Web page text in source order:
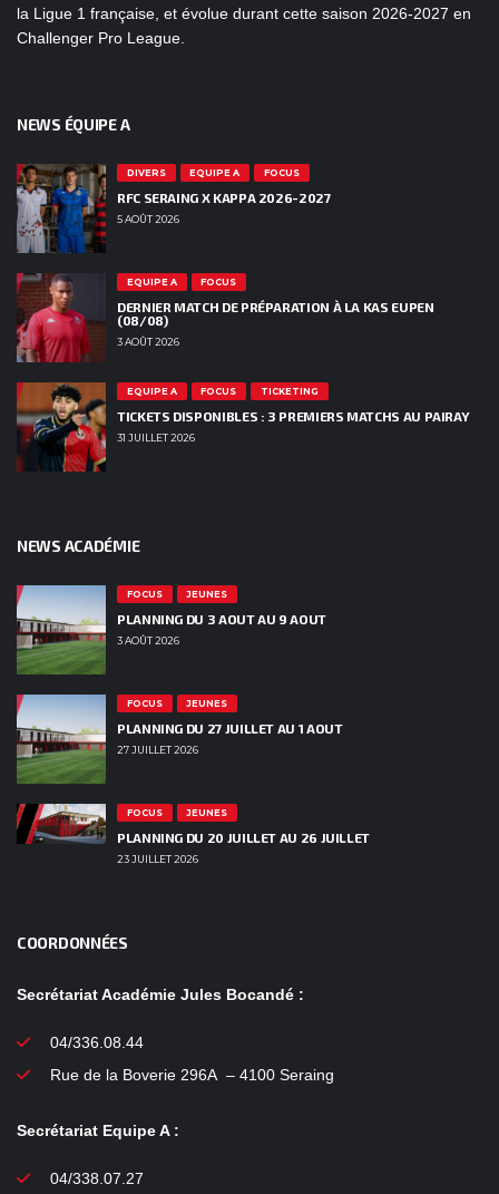
la Ligue 1 française, et évolue durant cette saison 2026-2027 en
Challenger Pro League.
NEWS ÉQUIPE A
DIVERS EQUIPE A FOCUS
RFC SERAING X KAPPA 2026-2027
5 AOÛT 2026
EQUIPE A FOCUS
DERNIER MATCH DE PRÉPARATION À LA KAS EUPEN
(08/08)
3 AOÛT 2026
EQUIPE A FOCUS TICKETING
TICKETS DISPONIBLES : 3 PREMIERS MATCHS AU PAIRAY
31 JUILLET 2026
NEWS ACADÉMIE
FOCUS JEUNES
PLANNING DU 3 AOUT AU 9 AOUT
3 AOÛT 2026
FOCUS JEUNES
PLANNING DU 27 JUILLET AU 1 AOUT
27 JUILLET 2026
FOCUS JEUNES
PLANNING DU 20 JUILLET AU 26 JUILLET
23 JUILLET 2026
COORDONNÉES
Secrétariat Académie Jules Bocandé :
04/336.08.44
Rue de la Boverie 296A – 4100 Seraing
Secrétariat Equipe A :
04/338.07.27